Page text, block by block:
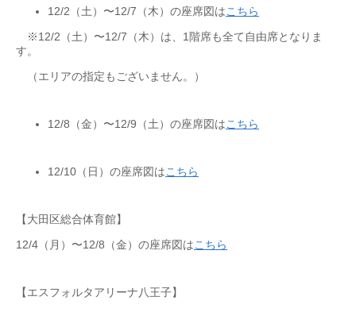
12/2（土）〜12/7（木）の座席図はこちら
※12/2（土）〜12/7（木）は、1階席も全て自由席となりま
す。
（エリアの指定もございません。）
12/8（金）〜12/9（土）の座席図は こちら
12/10（日）の座席図はこちら
【大田区総合体育館】
12/4（月）〜12/8（金）の座席図は こちら
【エスフォルタアリーナ八王子】